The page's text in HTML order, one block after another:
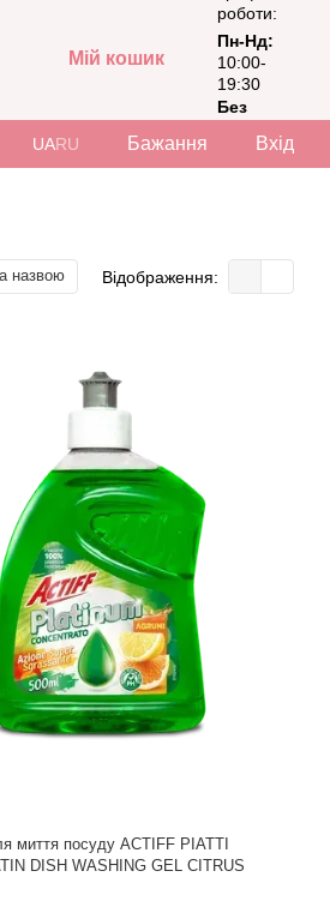
Мій кошик
роботи:
Пн-Нд:
10:00-
19:30
Без
UARU Бажання Вхід
назвою Відображення:
миття посуду ACTIFF PIATTI
DISH WASHING GEL CITRUS